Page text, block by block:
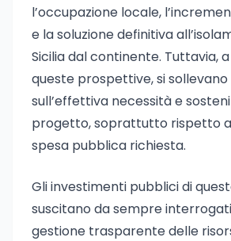
l’occupazione locale,
e la soluzione definitiva
Sicilia dal continente. Tuttavia,
queste prospettive, si
sull’effettiva necessità e
progetto, soprattutto rispetto
spesa pubblica richiesta.
Gli investimenti pubblici di
suscitano da sempre
gestione trasparente delle